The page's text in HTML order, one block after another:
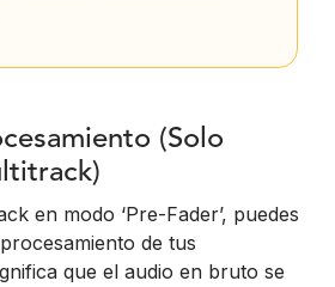
(Solo
en modo ‘Pre-Fader’, puedes
de tus
que el audio en bruto se